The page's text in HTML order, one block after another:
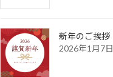
新年のご挨拶
2026年1月7日